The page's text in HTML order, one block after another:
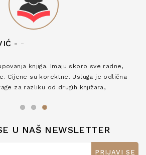
- -
knjiga. Imaju skoro sve radne,
Cijene su korektne. Usluga je odlična
za razliku od drugih knjižara,
U NAŠ NEWSLETTER
PRIJAVI SE